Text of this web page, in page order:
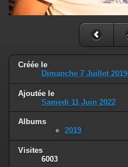
Créée le
Dimanche 7 Juillet 2019
Ajoutée le
Samedi 11 Juin 2022
Albums
2019
Visites
6003